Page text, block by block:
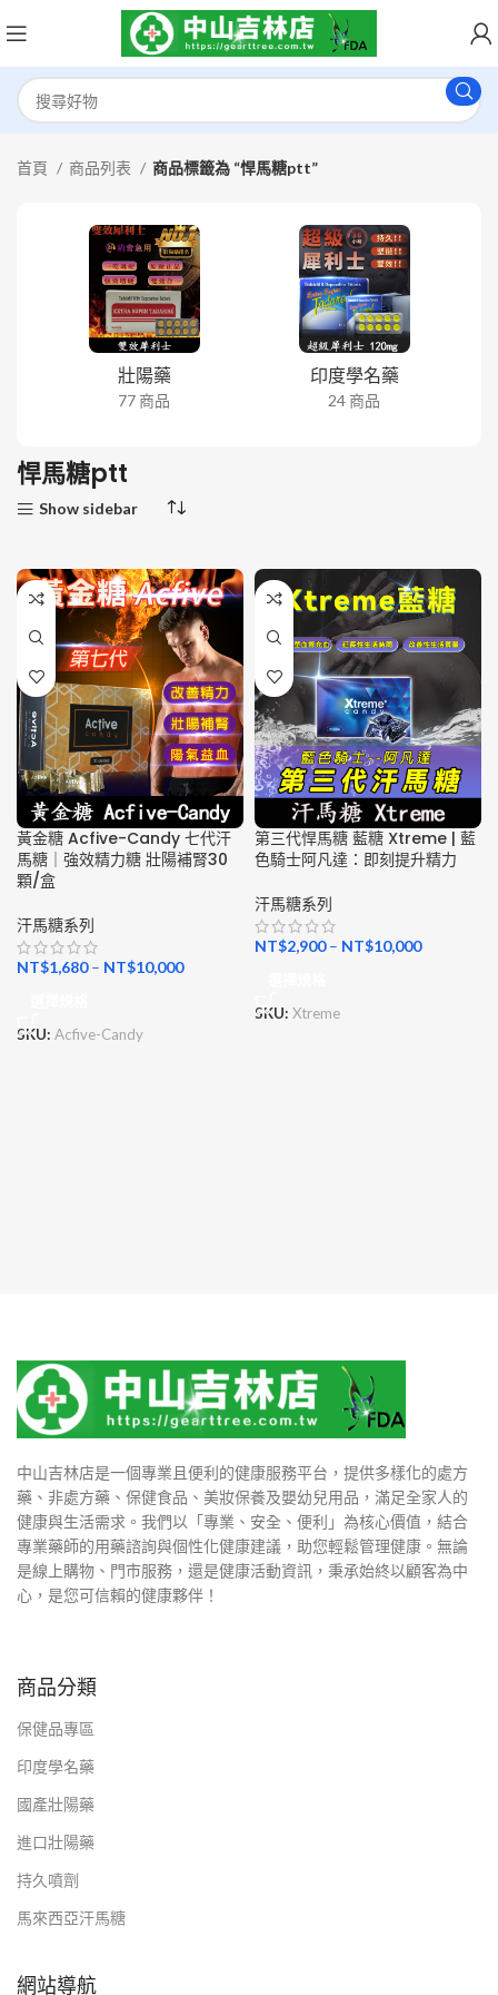
首頁 商品列表 商品標籤為 “悍馬糖ptt”
壯陽藥
77 商品
印度學名藥
24 商品
悍馬糖ptt
Show sidebar
黃金糖 Acfive-Candy 七代汗
馬糖｜強效精力糖 壯陽補腎30
顆/盒
汗馬糖系列
NT$1,680– NT$10,000
SKU: Acfive-Candy
第三代悍馬糖 藍糖 Xtreme | 藍
色騎士阿凡達：即刻提升精力
汗馬糖系列
NT$2,900– NT$10,000
SKU: Xtreme
中山吉林店是一個專業且便利的健康服務平台，提供多樣化的處方
藥、非處方藥、保健食品、美妝保養及嬰幼兒用品，滿足全家人的
健康與生活需求。我們以「專業、安全、便利」為核心價值，結合
專業藥師的用藥諮詢與個性化健康建議，助您輕鬆管理健康。無論
是線上購物、門市服務，還是健康活動資訊，秉承始終以顧客為中
心，是您可信賴的健康夥伴！
商品分類
保健品專區
印度學名藥
國產壯陽藥
進口壯陽藥
持久噴劑
馬來西亞汗馬糖
網站導航